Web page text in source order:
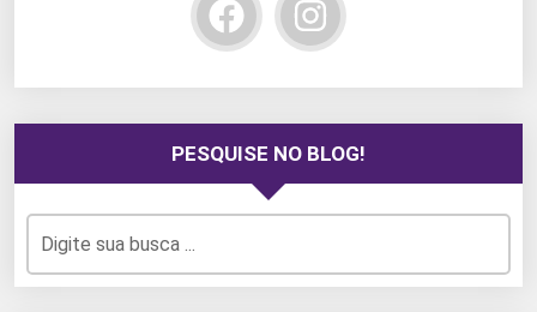
PESQUISE NO BLOG!